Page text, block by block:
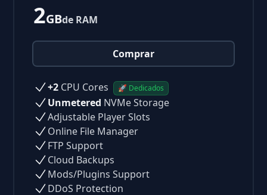
2GBde RAM
Comprar
+2 CPU Cores 🚀 Dedicados
Unmetered NVMe Storage
Adjustable Player Slots
Online File Manager
FTP Support
Cloud Backups
Mods/Plugins Support
DDoS Protection